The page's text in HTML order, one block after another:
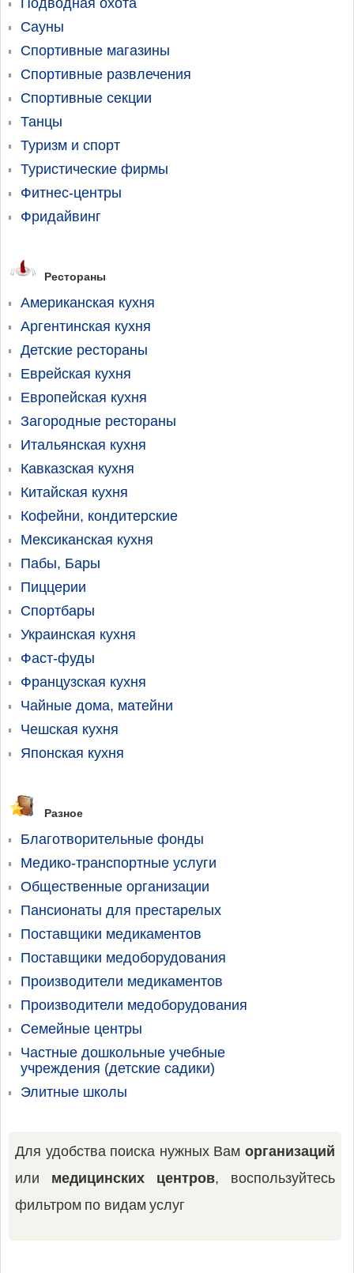
Подводная охота
Сауны
Спортивные магазины
Спортивные развлечения
Спортивные секции
Танцы
Туризм и спорт
Туристические фирмы
Фитнес-центры
Фридайвинг
Рестораны
Американская кухня
Аргентинская кухня
Детские рестораны
Еврейская кухня
Европейская кухня
Загородные рестораны
Итальянская кухня
Кавказская кухня
Китайская кухня
Кофейни, кондитерские
Мексиканская кухня
Пабы, Бары
Пиццерии
Спортбары
Украинская кухня
Фаст-фуды
Французская кухня
Чайные дома, матейни
Чешская кухня
Японская кухня
Разное
Благотворительные фонды
Медико-транспортные услуги
Общественные организации
Пансионаты для престарелых
Поставщики медикаментов
Поставщики медоборудования
Производители медикаментов
Производители медоборудования
Семейные центры
Частные дошкольные учебные
учреждения (детские садики)
Элитные школы
Для удобства поиска нужных Вам организаций
или медицинских центров, воспользуйтесь
фильтром по видам услуг